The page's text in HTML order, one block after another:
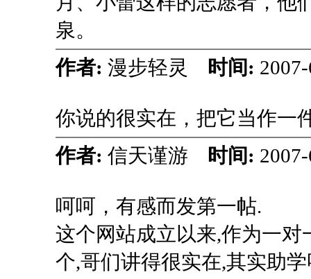
泉。
作者: 漫步轻灵 时间:
你说的很实在，把它当作一
作者: 信天谨游 时间:
呵呵，有感而发第一帖.
这个网站成立以来,作为一
个,哥们讲得很实在,其实助